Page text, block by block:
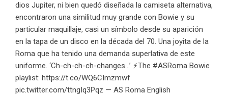
dios Jupiter, ni bien quedó diseñada la camiseta alternativa,
encontraron una similitud muy grande con Bowie y su
particular maquillaje, casi un símbolo desde su aparición
en la tapa de un disco en la década del 70. Una joyita de la
Roma que ha tenido una demanda superlativa de este
uniforme. ‘Ch-ch-ch-ch-changes...’ ⚡️The #ASRoma Bowie
playlist: https://t.co/WQ6CImzmwf
pic.twitter.com/ttngIq3Pqz — AS Roma English